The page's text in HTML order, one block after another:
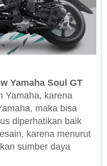
Yamaha Soul GT
Yamaha, karena
maka bisa
diperhatikan baik
karena menurut
sumber daya